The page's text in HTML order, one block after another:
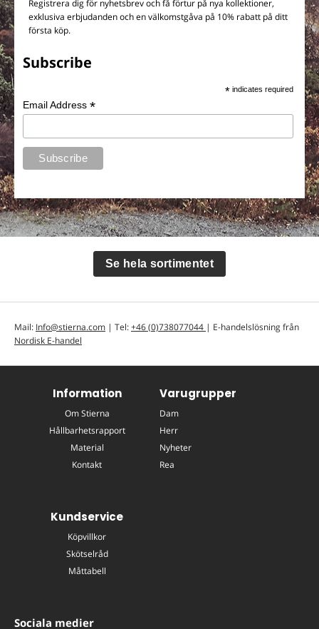
Registrera dig för nyhetsbrev och få förtur på nya kollektioner,
exklusiva erbjudanden och en välkomstgåva på 10% rabatt på ditt
första köp.
Subscribe
* indicates required
Email Address*
Se hela sortimentet
Mail: Info@stierna.com | Tel:+46 (0)738077044 | E-handelslösning från
Nordisk E-handel
Information
Om Stierna
Hållbarhetsrapport
Material
Kontakt
Varugrupper
Dam
Herr
Nyheter
Rea
Kundservice
Köpvillkor
Skötselråd
Måttabell
Sociala medier